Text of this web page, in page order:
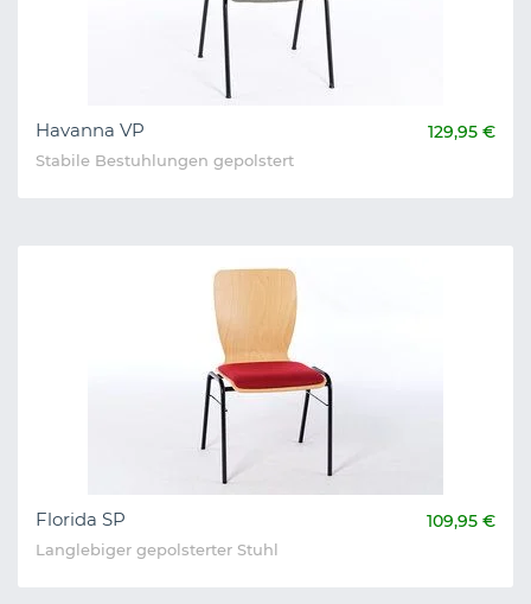
Havanna VP 129,95 €
Stabile Bestuhlungen gepolstert
Florida SP 109,95 €
Langlebiger gepolsterter Stuhl